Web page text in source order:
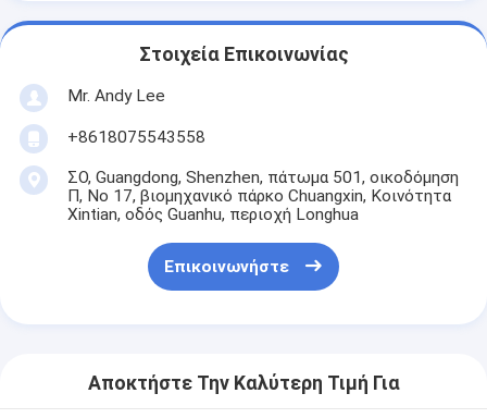
Στοιχεία Επικοινωνίας
Mr. Andy Lee
+8618075543558
ΣΟ, Guangdong, Shenzhen, πάτωμα 501, οικοδόμηση
Π, Νο 17, βιομηχανικό πάρκο Chuangxin, Κοινότητα
Xintian, οδός Guanhu, περιοχή Longhua
Επικοινωνήστε
Αποκτήστε Την Καλύτερη Τιμή Για